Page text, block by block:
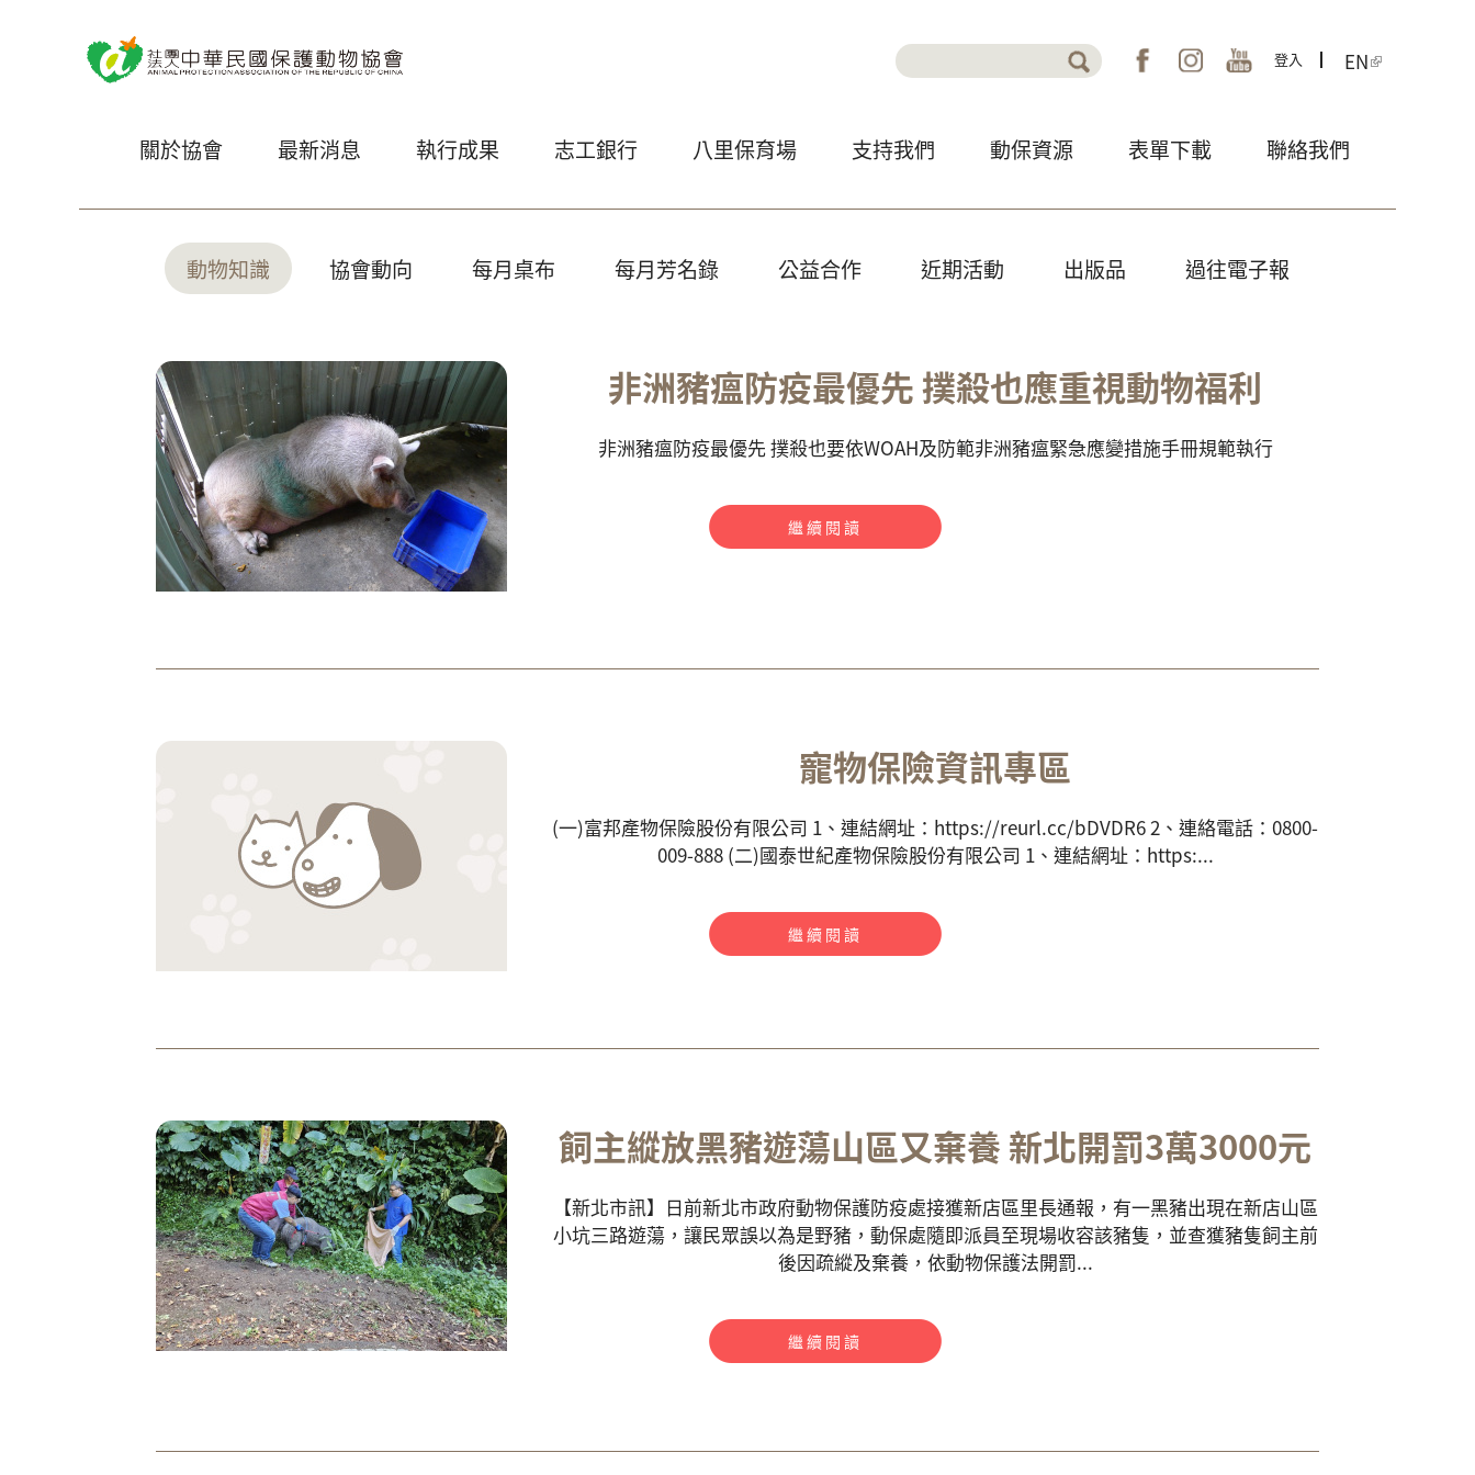
搜尋表單 登入 EN
關於協會 最新消息 執行成果 志工銀行 八里保育場 支持我們 動保資源 表單下載 聯絡我們
動物知識 協會動向 每月桌布 每月芳名錄 公益合作 近期活動 出版品 過往電子報
非洲豬瘟防疫最優先 撲殺也應重視動物福利
非洲豬瘟防疫最優先 撲殺也要依WOAH及防範非洲豬瘟緊急應變措施手冊規範執行
繼續閱讀
寵物保險資訊專區
(一)富邦產物保險股份有限公司 1、連結網址：https://reurl.cc/bDVDR6 2、連絡電話：0800-
009-888 (二)國泰世紀產物保險股份有限公司 1、連結網址：https:...
繼續閱讀
飼主縱放黑豬遊蕩山區又棄養 新北開罰3萬3000元
【新北市訊】日前新北市政府動物保護防疫處接獲新店區里長通報，有一黑豬出現在新店山區
小坑三路遊蕩，讓民眾誤以為是野豬，動保處隨即派員至現場收容該豬隻，並查獲豬隻飼主前
後因疏縱及棄養，依動物保護法開罰...
繼續閱讀